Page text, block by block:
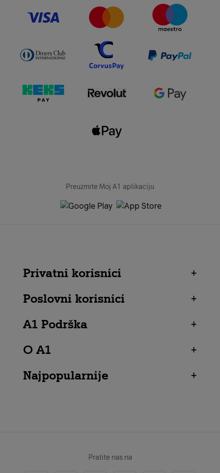
Preuzmite Moj A1 aplikaciju
Privatni korisnici
+
Poslovni korisnici
+
A1 Podrška
+
O A1
+
Najpopularnije
+
Pratite nas na